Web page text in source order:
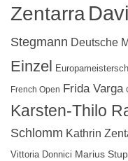
Zentarra
Stegmann Deutsche
Einzel
French Open Frida Varga
Karsten-Thilo
Schlomm Kathrin
Vittoria Donnici Marius